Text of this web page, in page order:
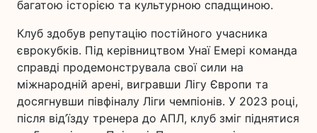
багатою історією та культурною спадщиною.
Клуб здобув репутацію постійного учасника
єврокубків. Під керівництвом Унаї Емері команда
справді продемонструвала свої сили на
міжнародній арені, вигравши Лігу Європи та
досягнувши півфіналу Ліги чемпіонів. У 2023 році,
після від’їзду тренера до АПЛ, клуб зміг піднятися